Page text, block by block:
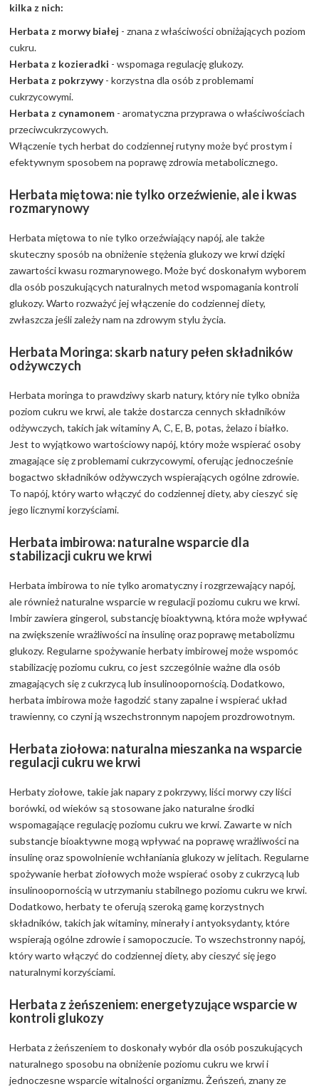
kilka z nich:
Herbata z morwy białej - znana z właściwości obniżających poziom
cukru.
Herbata z kozieradki - wspomaga regulację glukozy.
Herbata z pokrzywy- korzystna dla osób z problemami
cukrzycowymi.
Herbata z cynamonem - aromatyczna przyprawa o właściwościach
przeciwcukrzycowych.
Włączenie tych herbat do codziennej rutyny może być prostym i
efektywnym sposobem na poprawę zdrowia metabolicznego.
Herbata miętowa: nie tylko orzeźwienie, ale i kwas
rozmarynowy
Herbata miętowa to nie tylko orzeźwiający napój, ale także
skuteczny sposób na obniżenie stężenia glukozy we krwi dzięki
zawartości kwasu rozmarynowego. Może być doskonałym wyborem
dla osób poszukujących naturalnych metod wspomagania kontroli
glukozy. Warto rozważyć jej włączenie do codziennej diety,
zwłaszcza jeśli zależy nam na zdrowym stylu życia.
Herbata Moringa: skarb natury pełen składników
odżywczych
Herbata moringa to prawdziwy skarb natury, który nie tylko obniża
poziom cukru we krwi, ale także dostarcza cennych składników
odżywczych, takich jak witaminy A, C, E, B, potas, żelazo i białko.
Jest to wyjątkowo wartościowy napój, który może wspierać osoby
zmagające się z problemami cukrzycowymi, oferując jednocześnie
bogactwo składników odżywczych wspierających ogólne zdrowie.
To napój, który warto włączyć do codziennej diety, aby cieszyć się
jego licznymi korzyściami.
Herbata imbirowa: naturalne wsparcie dla
stabilizacji cukru we krwi
Herbata imbirowa to nie tylko aromatyczny i rozgrzewający napój,
ale również naturalne wsparcie w regulacji poziomu cukru we krwi.
Imbir zawiera gingerol, substancję bioaktywną, która może wpływać
na zwiększenie wrażliwości na insulinę oraz poprawę metabolizmu
glukozy. Regularne spożywanie herbaty imbirowej może wspomóc
stabilizację poziomu cukru, co jest szczególnie ważne dla osób
zmagających się z cukrzycą lub insulinoopornością. Dodatkowo,
herbata imbirowa może łagodzić stany zapalne i wspierać układ
trawienny, co czyni ją wszechstronnym napojem prozdrowotnym.
Herbata ziołowa: naturalna mieszanka na wsparcie
regulacji cukru we krwi
Herbaty ziołowe, takie jak napary z pokrzywy, liści morwy czy liści
borówki, od wieków są stosowane jako naturalne środki
wspomagające regulację poziomu cukru we krwi. Zawarte w nich
substancje bioaktywne mogą wpływać na poprawę wrażliwości na
insulinę oraz spowolnienie wchłaniania glukozy w jelitach. Regularne
spożywanie herbat ziołowych może wspierać osoby z cukrzycą lub
insulinoopornością w utrzymaniu stabilnego poziomu cukru we krwi.
Dodatkowo, herbaty te oferują szeroką gamę korzystnych
składników, takich jak witaminy, minerały i antyoksydanty, które
wspierają ogólne zdrowie i samopoczucie. To wszechstronny napój,
który warto włączyć do codziennej diety, aby cieszyć się jego
naturalnymi korzyściami.
Herbata z żeńszeniem: energetyzujące wsparcie w
kontroli glukozy
Herbata z żeńszeniem to doskonały wybór dla osób poszukujących
naturalnego sposobu na obniżenie poziomu cukru we krwi i
jednoczesne wsparcie witalności organizmu. Żeńszeń, znany ze